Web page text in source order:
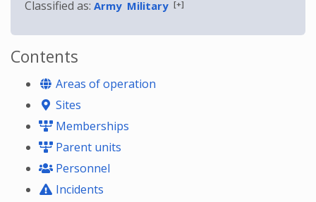
Classified as: Army Military [+]
Contents
Areas of operation
Sites
Memberships
Parent units
Personnel
Incidents